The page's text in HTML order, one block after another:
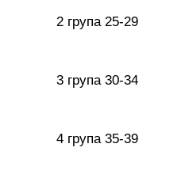
2 група 25-29
3 група 30-34
4 група 35-39